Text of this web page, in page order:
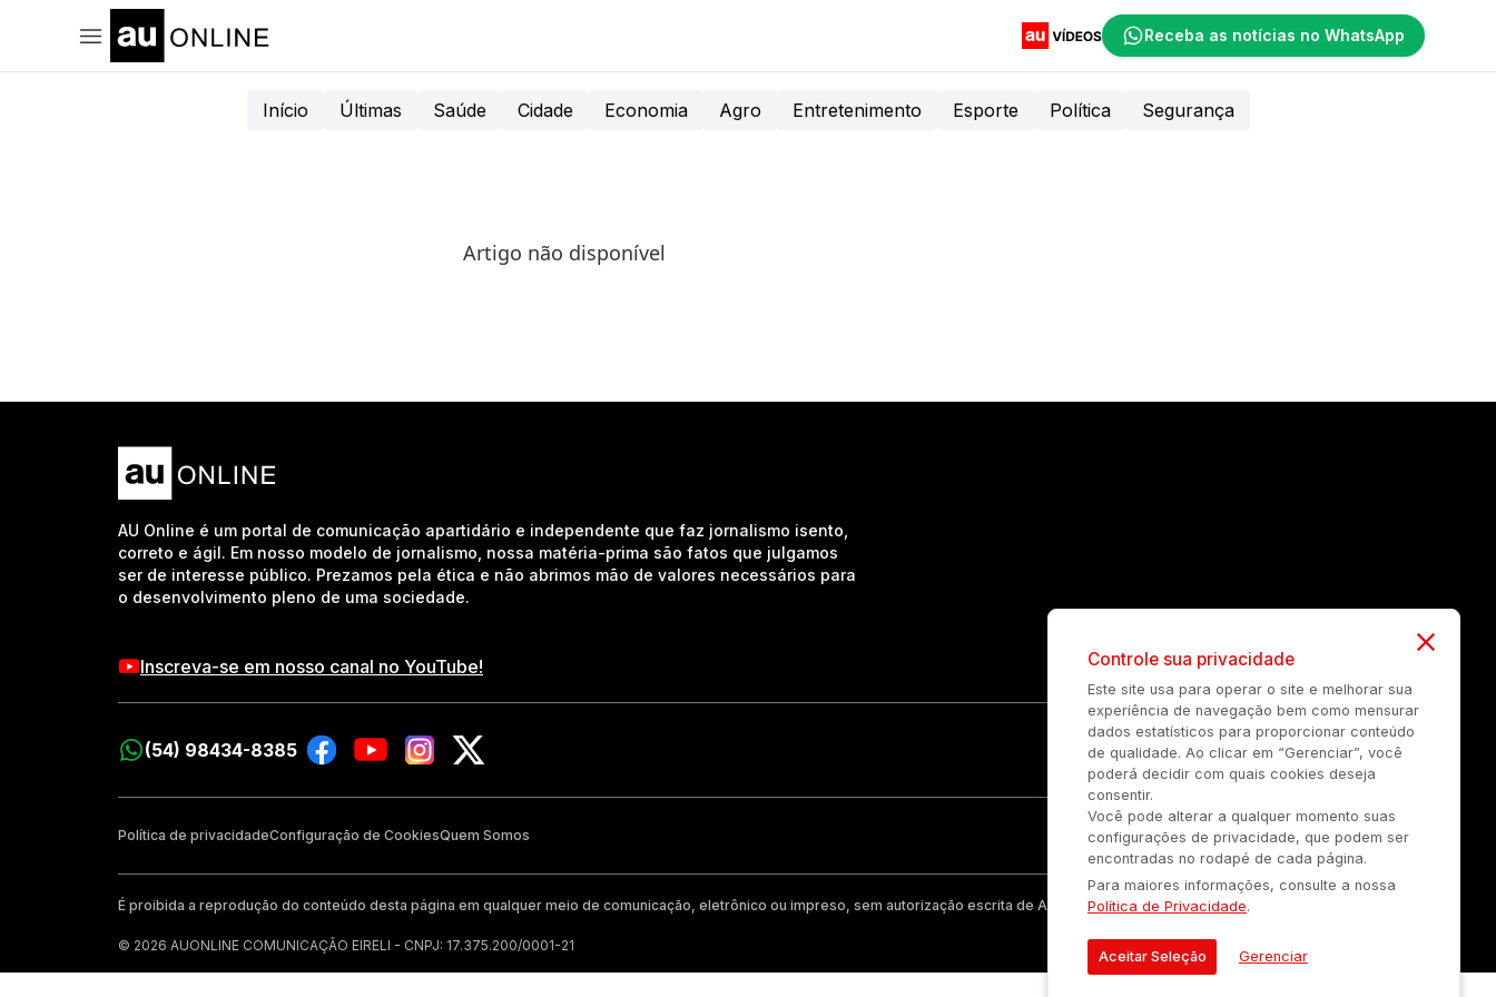
Receba as notícias no WhatsApp
Início Últimas Saúde Cidade Economia Agro Entretenimento Esporte Política Segurança
Artigo não disponível
AU Online é um portal de comunicação apartidário e independente que faz jornalismo isento,
correto e ágil. Em nosso modelo de jornalismo, nossa matéria-prima são fatos que julgamos
ser de interesse público. Prezamos pela ética e não abrimos mão de valores necessários para
o desenvolvimento pleno de uma sociedade.
Inscreva-se em nosso canal no YouTube!
(54) 98434-8385
Política de privacidadeConfiguração de CookiesQuem Somos
É proibida a reprodução do conteúdo desta página em qualquer meio de comunicação, eletrônico ou impreso, sem autorização escrita de Auonline Comunicação Eireli.
© 2026 AUONLINE COMUNICAÇÃO EIRELI - CNPJ: 17.375.200/0001-21
Controle sua privacidade
Este site usa para operar o site e melhorar sua
experiência de navegação bem como mensurar
dados estatísticos para proporcionar conteúdo
de qualidade. Ao clicar em “Gerenciar”, você
poderá decidir com quais cookies deseja
consentir.
Você pode alterar a qualquer momento suas
configurações de privacidade, que podem ser
encontradas no rodapé de cada página.
Para maiores informações, consulte a nossa
Política de Privacidade.
Aceitar Seleção Gerenciar